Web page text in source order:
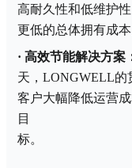
高耐久性和低维护
更低的总体拥有成本
·高效节能解决方案
天，LONGWELL的
客户大幅降低运营
目
标。